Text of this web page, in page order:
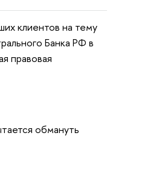
клиентов на тему
Банка РФ в
правовая
обмануть